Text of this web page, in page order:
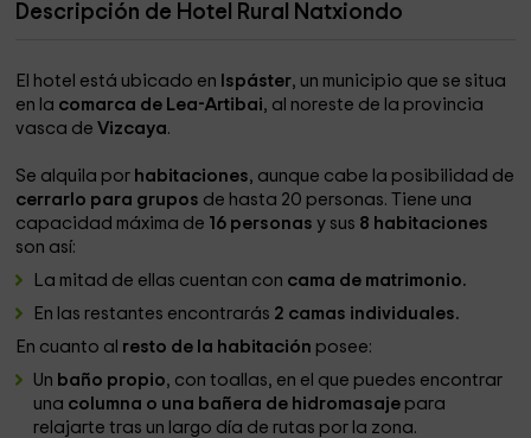
Descripción de Hotel Rural Natxiondo
El hotel está ubicado en Ispáster, un municipio que se situa
en la comarca de Lea-Artibai, al noreste de la provincia
vasca deVizcaya.
Se alquila por habitaciones, aunque cabe la posibilidad de
cerrarlo para grupos de hasta 20 personas. Tiene una
capacidad máxima de 16 personas y sus 8 habitaciones
son así:
La mitad de ellas cuentan con cama de matrimonio.
En las restantes encontrarás 2 camas individuales.
En cuanto al resto de la habitación posee:
Un baño propio, con toallas, en el que puedes encontrar
una columna o una bañera de hidromasaje para
relajarte tras un largo día de rutas por la zona.